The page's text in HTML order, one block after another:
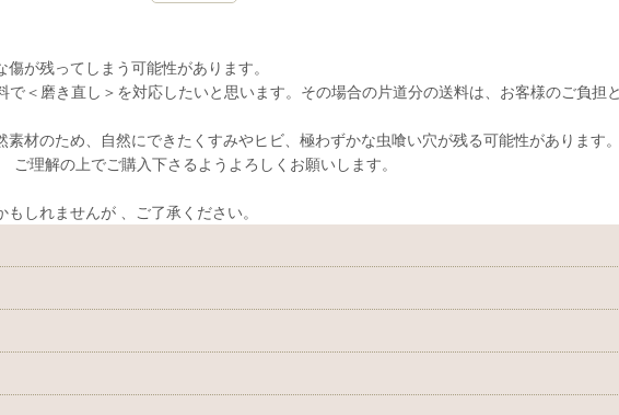
が残ってしまう可能性があります。
＜磨き直し＞を対応したいと思います。その場合の片道分の送料は、お客様のご負担と
材のため、自然にできたくすみやヒビ、極わずかな虫喰い穴が残る可能性があります。
理解の上でご購入下さるようよろしくお願いします。
しれませんが 、ご了承ください。